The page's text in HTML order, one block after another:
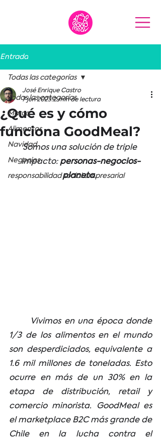
Entrada
Todas las categorías
Marca
Alimentos
Navidad
Negocios
responsabilidad social empresarial
Todas las categorías
¿Qué es y cómo
funciona GoodMeal?
José Enrique Castro
7 jun 2023 2 min de lectura
Somos una solución de triple
impacto: personas-negocios-
planeta.
1/3 de los alimentos en el mundo
son desperdiciados, equivalente a
1.6 mil millones de toneladas. Esto
ocurre en más de un 30% en la
etapa de distribución, retail y
comercio minorista. GoodMeal es
el marketplace B2C más grande de
Chile en la lucha contra el